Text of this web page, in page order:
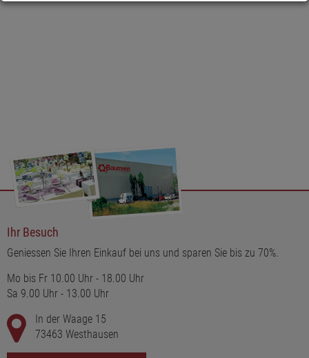
Ihr Besuch
Geniessen Sie Ihren Einkauf bei uns und sparen Sie bis zu 70%.
Mo bis Fr 10.00 Uhr - 18.00 Uhr
Sa 9.00 Uhr - 13.00 Uhr
In der Waage 15
73463 Westhausen